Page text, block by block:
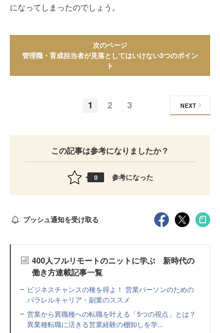
になってしまったのでしょう。
次のページ
管理職・育成担当者が見落としてはいけない3つのポイン
ト
1 2 3 NEXT
この記事は参考になりましたか？
0 参考になった
プッシュ通知を受け取る
400人フルリモートのニットに学ぶ 新時代の
働き方連載記事一覧
ビジネスチャンスの種を得よ！ 営業パーソンのための
パラレルキャリア・副業のススメ
営業から異職種への転職を叶える「5つの視点」とは？
異業種転職に活きる営業経験の棚卸しを学...